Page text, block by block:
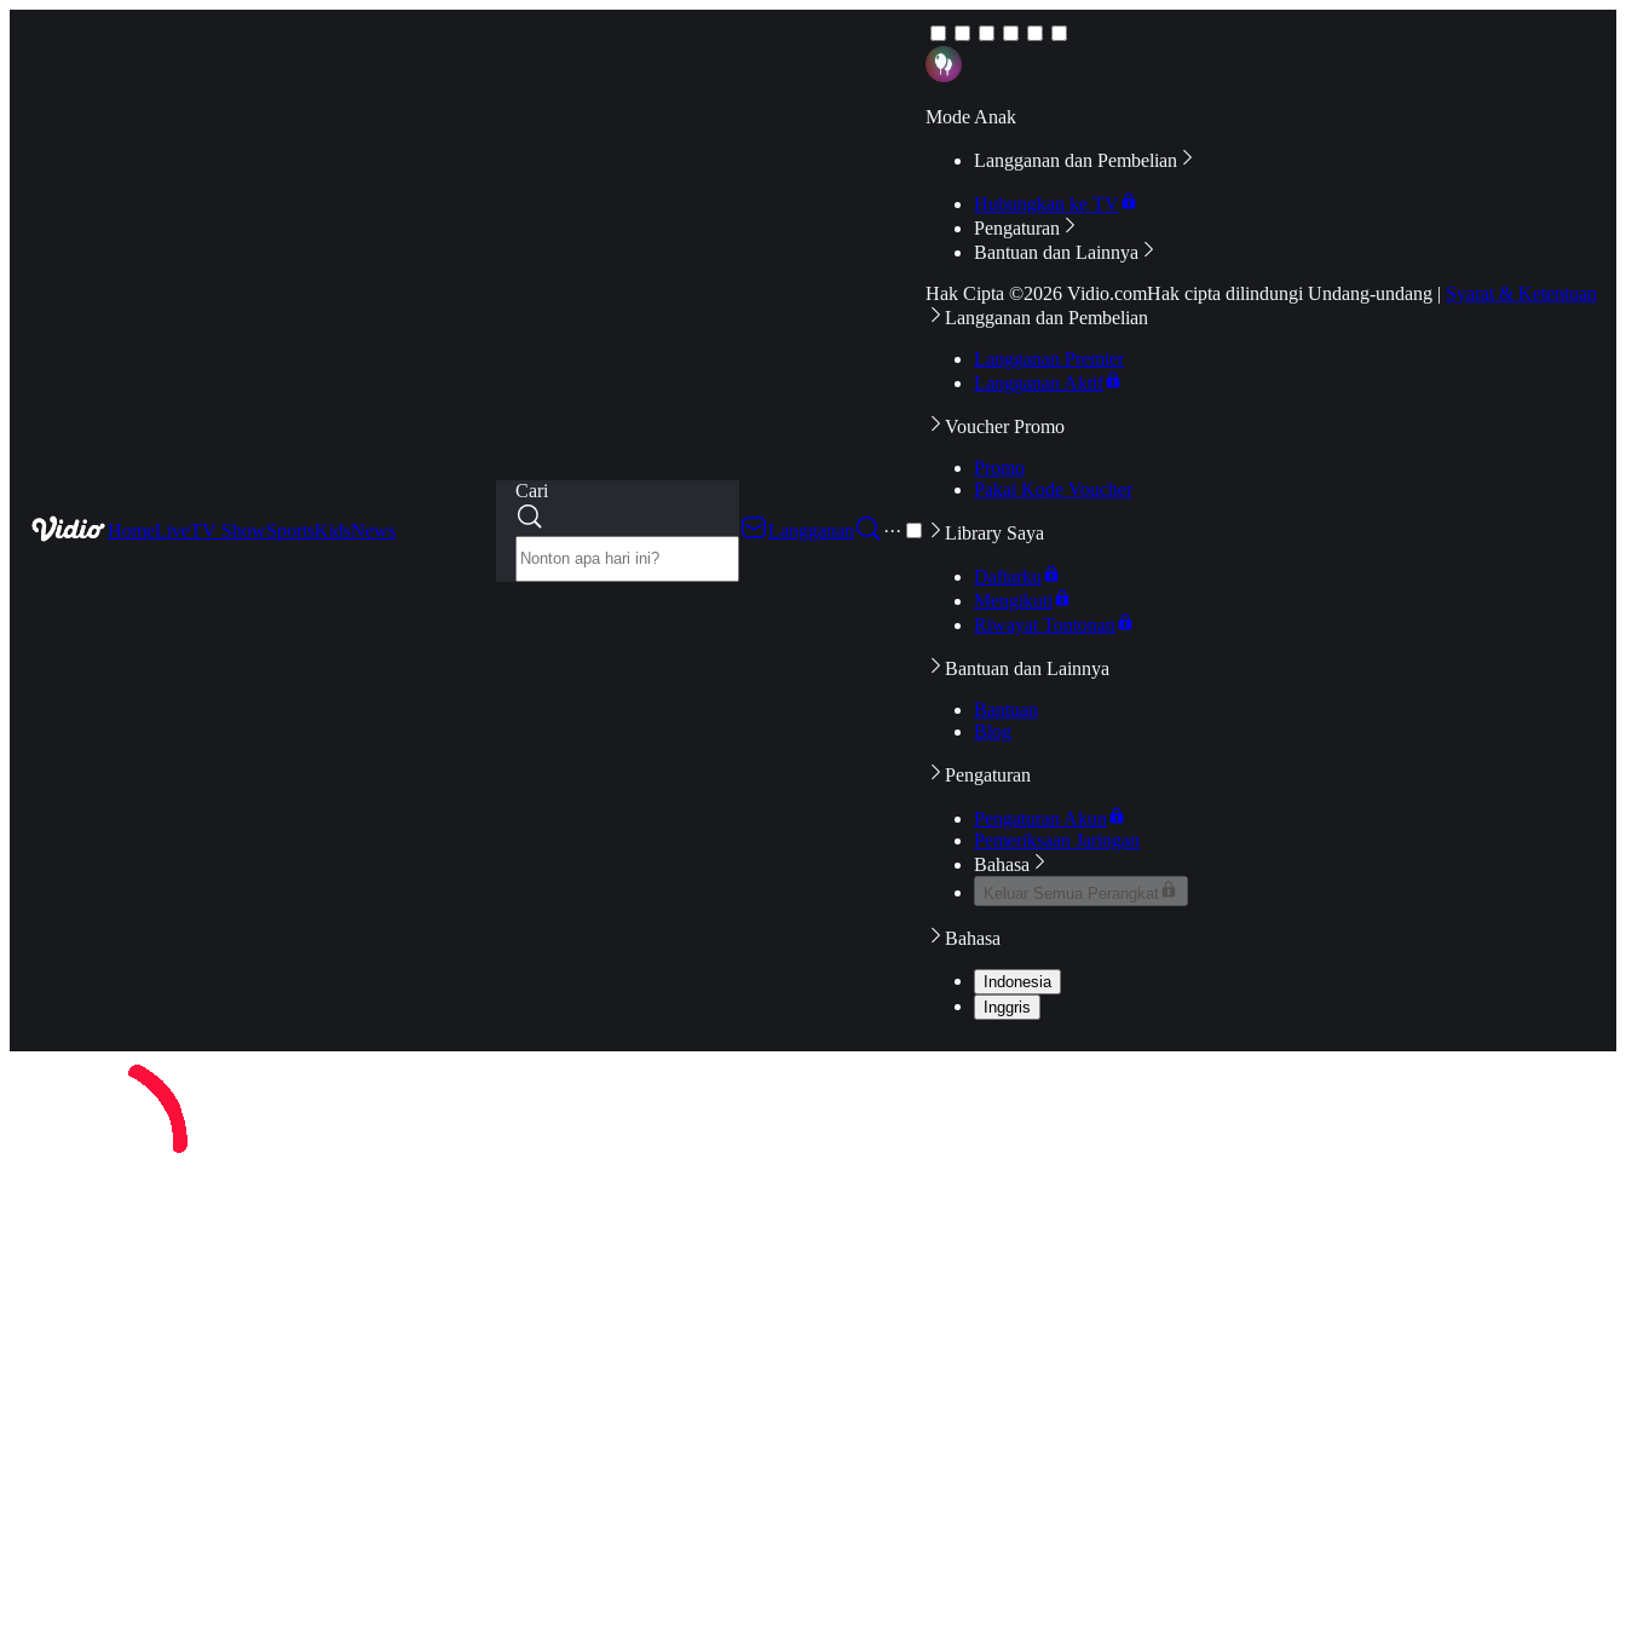
HomeLiveTV ShowSportsKidsNews
Cari
Langganan
···
Mode Anak
Langganan dan Pembelian
Hubungkan ke TV
Pengaturan
Bantuan dan Lainnya
Hak Cipta ©2026 Vidio.comHak cipta dilindungi Undang-undang | Syarat & Ketentuan
Langganan dan Pembelian
Langganan Premier
Langganan Aktif
Voucher Promo
Promo
Pakai Kode Voucher
Library Saya
Daftarku
Mengikuti
Riwayat Tontonan
Bantuan dan Lainnya
Bantuan
Blog
Pengaturan
Pengaturan Akun
Pemeriksaan Jaringan
Bahasa
Keluar Semua Perangkat
Bahasa
Indonesia
Inggris